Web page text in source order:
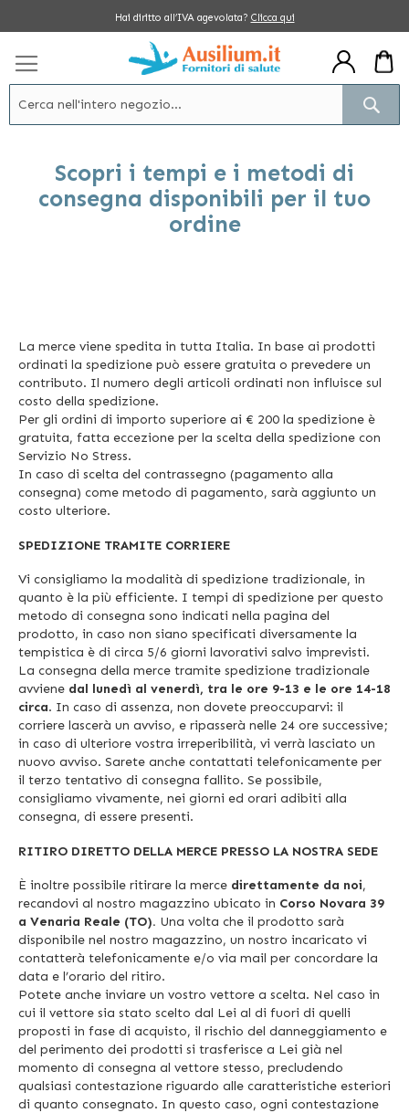
Hai diritto all’IVA agevolata? Clicca qui
Scopri i tempi e i metodi di
consegna disponibili per il tuo
ordine
La merce viene spedita in tutta Italia. In base ai prodotti
ordinati la spedizione può essere gratuita o prevedere un
contributo. Il numero degli articoli ordinati non influisce sul
costo della spedizione.
Per gli ordini di importo superiore ai € 200 la spedizione è
gratuita, fatta eccezione per la scelta della spedizione con
Servizio No Stress.
In caso di scelta del contrassegno (pagamento alla
consegna) come metodo di pagamento, sarà aggiunto un
costo ulteriore.
SPEDIZIONE TRAMITE CORRIERE
Vi consigliamo la modalità di spedizione tradizionale, in
quanto è la più efficiente. I tempi di spedizione per questo
metodo di consegna sono indicati nella pagina del
prodotto, in caso non siano specificati diversamente la
tempistica è di circa 5/6 giorni lavorativi salvo imprevisti.
La consegna della merce tramite spedizione tradizionale
avviene dal lunedì al venerdì, tra le ore 9-13 e le ore 14-18
circa. In caso di assenza, non dovete preoccuparvi: il
corriere lascerà un avviso, e ripasserà nelle 24 ore successive;
in caso di ulteriore vostra irreperibilità, vi verrà lasciato un
nuovo avviso. Sarete anche contattati telefonicamente per
il terzo tentativo di consegna fallito. Se possibile,
consigliamo vivamente, nei giorni ed orari adibiti alla
consegna, di essere presenti.
RITIRO DIRETTO DELLA MERCE PRESSO LA NOSTRA SEDE
È inoltre possibile ritirare la merce direttamente da noi,
recandovi al nostro magazzino ubicato in Corso Novara 39
a Venaria Reale (TO). Una volta che il prodotto sarà
disponibile nel nostro magazzino, un nostro incaricato vi
contatterà telefonicamente e/o via mail per concordare la
data e l’orario del ritiro.
Potete anche inviare un vostro vettore a scelta. Nel caso in
cui il vettore sia stato scelto dal Lei al di fuori di quelli
proposti in fase di acquisto, il rischio del danneggiamento e
del perimento dei prodotti si trasferisce a Lei già nel
momento di consegna al vettore stesso, precludendo
qualsiasi contestazione riguardo alle caratteristiche esteriori
di quanto consegnato. In questo caso, ogni contestazione